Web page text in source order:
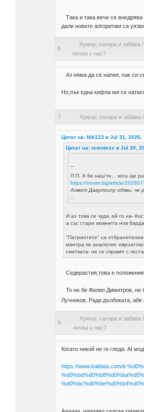
Така и така вече се
дали новите алгоритми са
6
Хумор, сатира и забава /
почва у нас?
Аз няма да се напия, пак си
Но,пък една кифла ми се
7 Хумор, сатира и забава /
Цитат на: Nik123 в Jul 31, 2026,
Цитат на: remotexx в Jul 30,
--
П.П. А бе наш'те... кога ще
https://novini.bg/article/
Ахмет Давутоглу обяви, че
..
И аз това се чудя, ей го на-
а със стари хюмнета нов
"Патриотите" са
мантра по аналогия,
сметката- не се справят с
Седерастия,това е
То не бе Филип Димитров, не
Лучников, Рада дълбоката,
8
Хумор, сатира и забава /
почва у нас?
Когато никой не ги гледа: AI
https://www.kaldata.com/it-